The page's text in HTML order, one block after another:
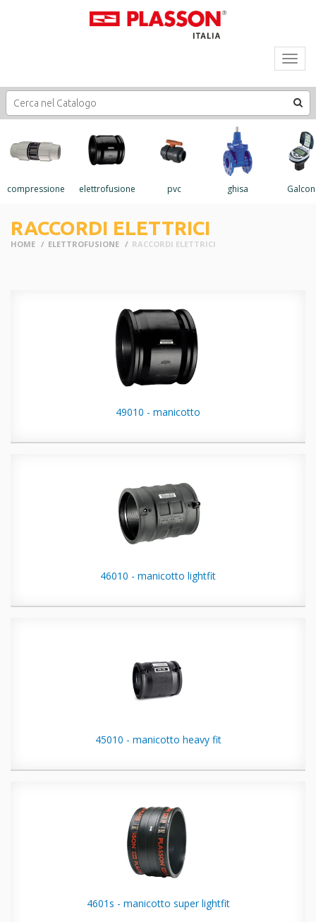
compressione elettrofusione pvc ghisa Galcon
RACCORDI ELETTRICI
HOME ELETTROFUSIONE RACCORDI ELETTRICI
49010 - manicotto
46010 - manicotto lightfit
45010 - manicotto heavy fit
4601s - manicotto super lightfit